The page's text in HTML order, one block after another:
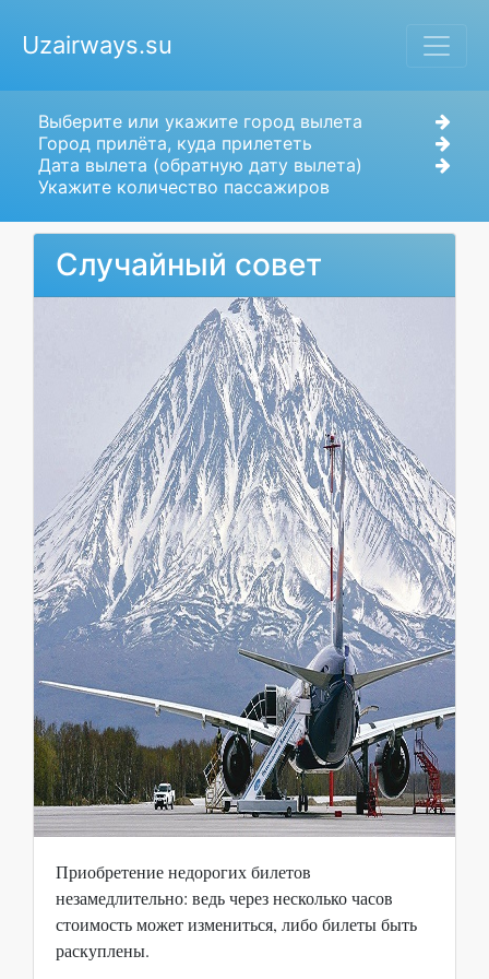
Uzairways.su
Выберите или укажите город вылета
Город прилёта, куда прилететь
Дата вылета (обратную дату вылета)
Укажите количество пассажиров
Случайный совет
Приобретение недорогих билетов
незамедлительно: ведь через несколько часов
стоимость может измениться, либо билеты быть
раскуплены.